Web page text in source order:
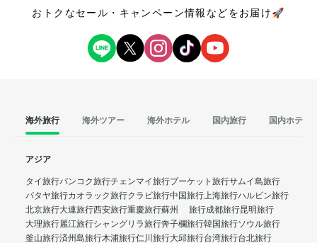
おトクなセール・キャンペーン情報などをお届け🚀
海外旅行 海外ツアー 海外ホテル 国内旅行 国内ホテル
アジア
タイ旅行バンコク旅行チェンマイ旅行プーケット旅行サムイ島旅行
パタヤ旅行カオラック旅行クラビ旅行中国旅行上海旅行ハルビン旅行
北京旅行大連旅行西安旅行重慶旅行蘇州 旅行成都旅行昆明旅行
大理旅行麗江旅行シャングリラ旅行奔子欄旅行韓国旅行ソウル旅行
釜山旅行済州島旅行木浦旅行仁川旅行大邱旅行台湾旅行台北旅行